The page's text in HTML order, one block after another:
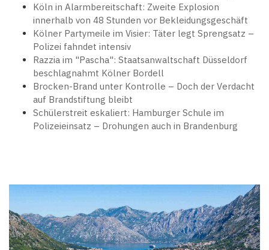
Köln in Alarmbereitschaft: Zweite Explosion
innerhalb von 48 Stunden vor Bekleidungsgeschäft
Kölner Partymeile im Visier: Täter legt Sprengsatz –
Polizei fahndet intensiv
Razzia im "Pascha": Staatsanwaltschaft Düsseldorf
beschlagnahmt Kölner Bordell
Brocken-Brand unter Kontrolle – Doch der Verdacht
auf Brandstiftung bleibt
Schülerstreit eskaliert: Hamburger Schule im
Polizeieinsatz – Drohungen auch in Brandenburg